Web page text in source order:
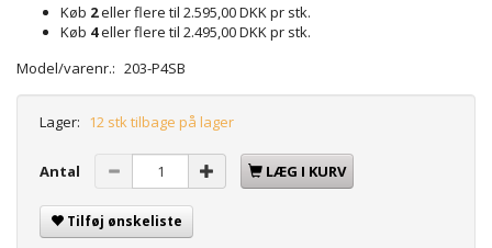
Køb 2eller flere til 2.595,00 DKKpr stk.
Køb 4eller flere til 2.495,00 DKKpr stk.
Model/varenr.: 203-P4SB
Lager: 12 stk tilbage på lager
Antal LÆG I KURV
Tilføj ønskeliste